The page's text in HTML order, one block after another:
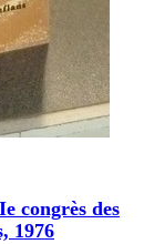
congrès des
1976